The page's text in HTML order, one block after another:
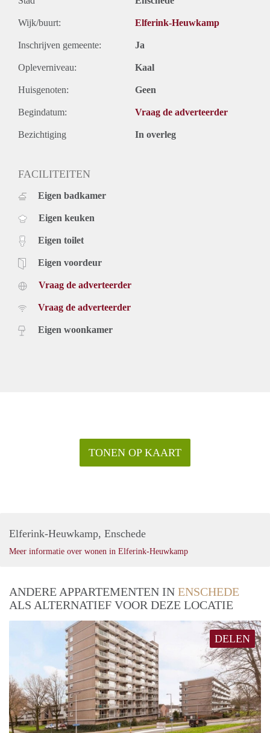
Wijk/buurt: Elferink-Heuwkamp
Inschrijven gemeente: Ja
Opleverniveau: Kaal
Huisgenoten: Geen
Begindatum: Vraag de adverteerder
Bezichtiging In overleg
FACILITEITEN
Eigen badkamer
Eigen keuken
Eigen toilet
Eigen voordeur
Vraag de adverteerder
Vraag de adverteerder
Eigen woonkamer
TONEN OP KAART
Elferink-Heuwkamp, Enschede
Meer informatie over wonen in Elferink-Heuwkamp
ANDERE APPARTEMENTEN IN ENSCHEDE
ALS ALTERNATIEF VOOR DEZE LOCATIE
DELEN